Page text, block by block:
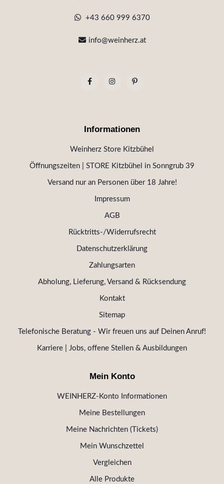
+43 660 999 6370
info@weinherz.at
Informationen
Weinherz Store Kitzbühel
Öffnungszeiten | STORE Kitzbühel in Sonngrub 39
Versand nur an Personen über 18 Jahre!
Impressum
AGB
Rücktritts-/Widerrufsrecht
Datenschutzerklärung
Zahlungsarten
Abholung, Lieferung, Versand & Rücksendung
Kontakt
Sitemap
Telefonische Beratung - Wir freuen uns auf Deinen Anruf!
Karriere | Jobs, offene Stellen & Ausbildungen
Mein Konto
WEINHERZ-Konto Informationen
Meine Bestellungen
Meine Nachrichten (Tickets)
Mein Wunschzettel
Vergleichen
Alle Produkte